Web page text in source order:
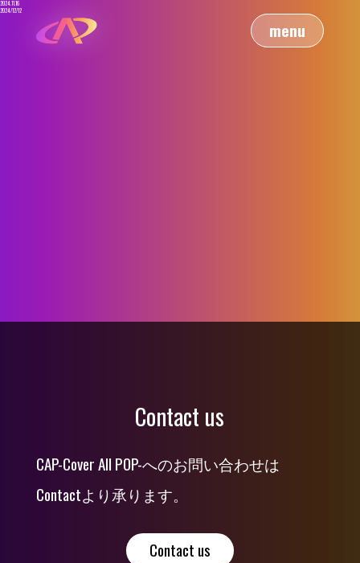
menu
2024.11.16
2024/12/12
Contact us
CAP-Cover All POP-へのお問い合わせは
Contactより承ります。
Contact us